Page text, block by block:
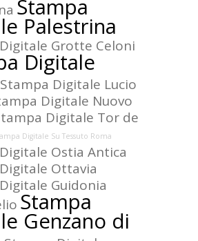
Stampa
Palestrina
Grotte Celoni
Digitale
Stampa Digitale Lucio
Digitale Nuovo
Digitale Tor de
Digitale Su Tessuto Roma
Ostia Antica
Ottavia
Guidonia
Stampa
Genzano di